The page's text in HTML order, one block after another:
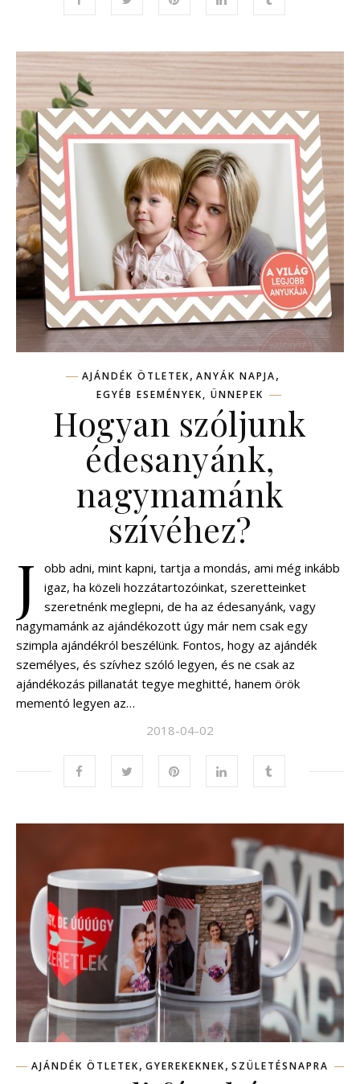
AJÁNDÉK ÖTLETEK, ANYÁK NAPJA,
EGYÉB ESEMÉNYEK, ÜNNEPEK
Hogyan szóljunk
édesanyánk,
nagymamánk
szívéhez?
J
obb adni, mint kapni, tartja a mondás, ami még inkább
igaz, ha közeli hozzátartozóinkat, szeretteinket
szeretnénk meglepni, de ha az édesanyánk, vagy
nagymamánk az ajándékozott úgy már nem csak egy
szimpla ajándékról beszélünk. Fontos, hogy az ajándék
személyes, és szívhez szóló legyen, és ne csak az
ajándékozás pillanatát tegye meghitté, hanem örök
mementó legyen az…
2018-04-02
AJÁNDÉK ÖTLETEK, GYEREKEKNEK, SZÜLETÉSNAPRA